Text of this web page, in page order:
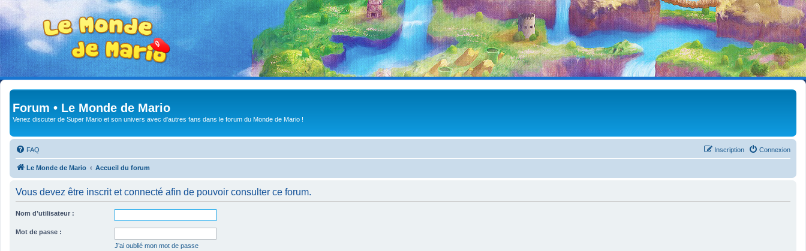
Forum • Le Monde de Mario
Venez discuter de Super Mario et son univers avec d'autres fans dans le forum du Monde de Mario !
FAQ Connexion
Inscription
Le Monde de Mario Accueil du forum
Vous devez être inscrit et connecté afin de pouvoir consulter ce forum.
Nom d’utilisateur :
Mot de passe :
J’ai oublié mon mot de passe